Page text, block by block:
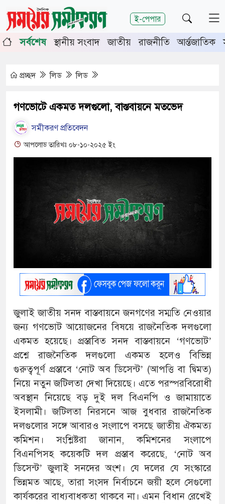
ই-পেপার
শিরোনাম
জুলাই গণঅভ্যুত্থানের দ্বিতীয়
বর্ষপূর্তিতে চুয়াডাঙ্গা-মেহেরপুরে
চুয়াডাঙ্গায় সওজের বাসভবন ও
বিক্রি
প্রশাসনে অনুপ্রবেশ ঠেকাতে কঠোর
হচ্ছে সরকার
জীবননগর উপজেলা আইনশৃঙ্খলা
কমিটির সভা
চুয়াডাঙ্গায় লিগ্যাল এইড কমিটির
সভায় সিনিয়র জেলা জজ রফিকুল
সর্বশেষ স্থানীয় সংবাদ জাতীয় রাজনীতি আর্ন্তজাতিক
প্রচ্ছদ লিড লিড
গণভোটে একমত দলগুলো, বাস্তবায়নে মতভেদ
সমীকরণ প্রতিবেদন
আপলোড তারিখঃ ০৮-১০-২০২৫ ইং
জুলাই জাতীয় সনদ বাস্তবায়নে জনগণের সম্মতি নেওয়ার
জন্য গণভোট আয়োজনের বিষয়ে রাজনৈতিক দলগুলো
একমত হয়েছে। প্রস্তাবিত সনদ বাস্তবায়নে ‘গণভোট’
প্রশ্নে রাজনৈতিক দলগুলো একমত হলেও বিভিন্ন
গুরুত্বপূর্ণ প্রস্তাবে ‘নোট অব ডিসেন্ট’ (আপত্তি বা দ্বিমত)
নিয়ে নতুন জটিলতা দেখা দিয়েছে। এতে পরস্পরবিরোধী
অবস্থান নিয়েছে বড় দুই দল বিএনপি ও জামায়াতে
ইসলামী। জটিলতা নিরসনে আজ বুধবার রাজনৈতিক
দলগুলোর সঙ্গে আবারও সংলাপে বসছে জাতীয় ঐকমত্য
কমিশন। সংশ্লিষ্টরা জানান, কমিশনের সংলাপে
বিএনপিসহ কয়েকটি দল প্রস্তাব করেছে, ‘নোট অব
ডিসেন্ট’ জুলাই সনদের অংশ। যে দলের যে সংস্কারে
ভিন্নমত আছে, তারা সংসদ নির্বাচনে জয়ী হলে সেগুলো
কার্যকরের বাধ্যবাধকতা থাকবে না। এমন বিধান রেখেই